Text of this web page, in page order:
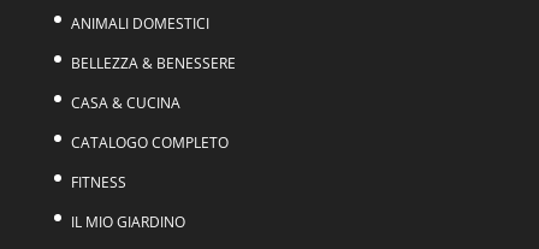
ANIMALI DOMESTICI
BELLEZZA & BENESSERE
CASA & CUCINA
CATALOGO COMPLETO
FITNESS
IL MIO GIARDINO